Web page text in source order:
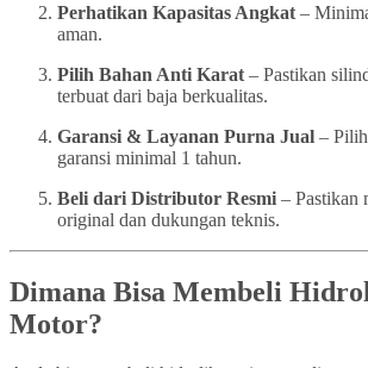
Perhatikan Kapasitas Angkat –
aman.
Pilih Bahan Anti Karat – Pastikan
terbuat dari baja berkualitas.
Garansi & Layanan Purna Jual –
garansi minimal 1 tahun.
Beli dari Distributor Resmi – Pastikan
original dan dukungan teknis.
Dimana Bisa Membeli
Motor?